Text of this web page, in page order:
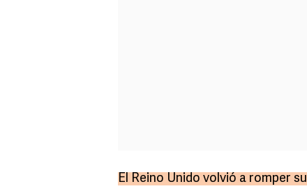
El Reino Unido volvió a romper su